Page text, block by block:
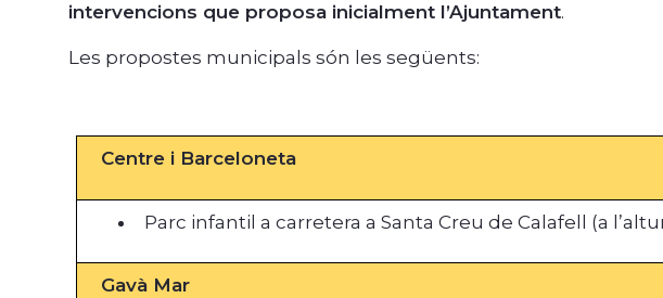
intervencions que proposa inicialment l’Ajuntament.
Les propostes municipals són les següents:
Centre i Barceloneta
Parc infantil a carretera a Santa Creu de Calafell (a
Gavà Mar